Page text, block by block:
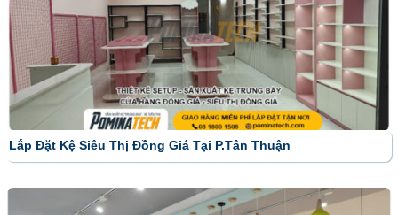
Lắp Đặt Kệ Siêu Thị Đồng Giá Tại P.Tân Thuận